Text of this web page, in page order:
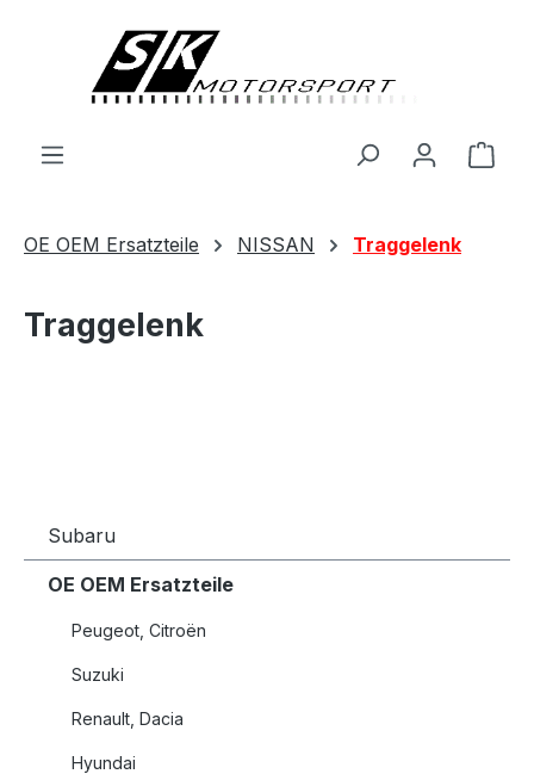
OE OEM Ersatzteile NISSAN Traggelenk
Traggelenk
Subaru
OE OEM Ersatzteile
Peugeot, Citroën
Suzuki
Renault, Dacia
Hyundai